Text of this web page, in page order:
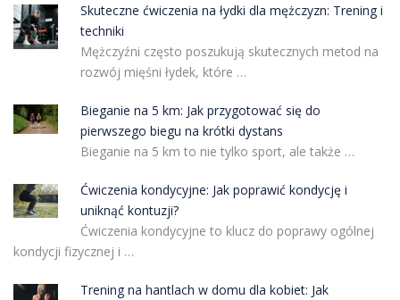
Skuteczne ćwiczenia na łydki dla mężczyzn: Trening i
techniki
Mężczyźni często poszukują skutecznych metod na
rozwój mięśni łydek, które …
Bieganie na 5 km: Jak przygotować się do
pierwszego biegu na krótki dystans
Bieganie na 5 km to nie tylko sport, ale także …
Ćwiczenia kondycyjne: Jak poprawić kondycję i
uniknąć kontuzji?
Ćwiczenia kondycyjne to klucz do poprawy ogólnej
kondycji fizycznej i …
Trening na hantlach w domu dla kobiet: Jak